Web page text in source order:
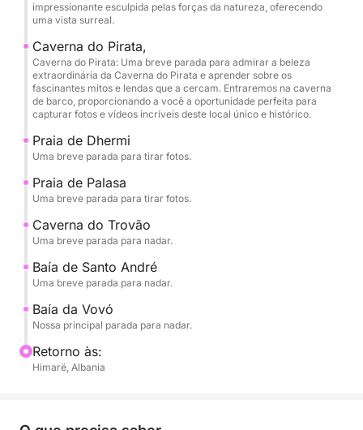
impressionante esculpida pelas forças da natureza, oferecendo
uma vista surreal.
Caverna do Pirata,
Caverna do Pirata: Uma breve parada para admirar a beleza
extraordinária da Caverna do Pirata e aprender sobre os
fascinantes mitos e lendas que a cercam. Entraremos na caverna
de barco, proporcionando a você a oportunidade perfeita para
capturar fotos e vídeos incríveis deste local único e histórico.
Praia de Dhermi
Uma breve parada para tirar fotos.
Praia de Palasa
Uma breve parada para tirar fotos.
Caverna do Trovão
Uma breve parada para nadar.
Baía de Santo André
Uma breve parada para nadar.
Baía da Vovó
Nossa principal parada para nadar.
Retorno às:
Himarë, Albania